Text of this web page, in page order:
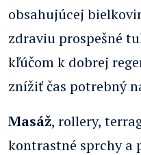
obsahujúcej
zdraviu prospešné
kľúčom k dobrej
znížiť čas potrebný
Masáž, rollery,
kontrastné sprchy a